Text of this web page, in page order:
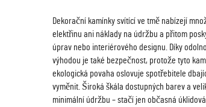
Dekorační kamínky svítící ve tmě nabízejí
elektřinu ani náklady na údržbu a přitom
úprav nebo interiérového designu. Díky
výhodou je také bezpečnost, protože tyto
ekologická povaha oslovuje spotřebitele
vyměnit. Široká škála dostupných barev a
minimální údržbu – stačí jen občasná